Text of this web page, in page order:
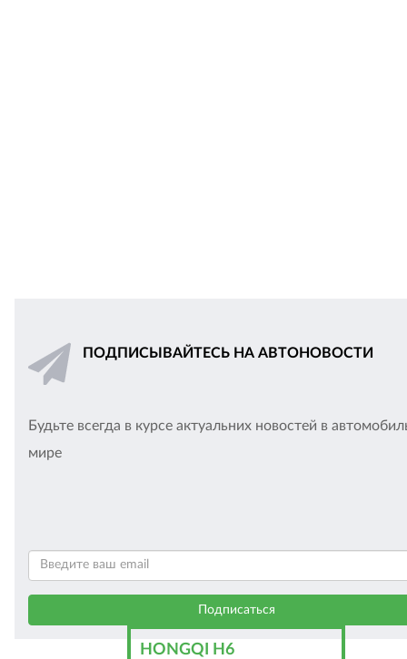
ПОДПИСЫВАЙТЕСЬ НА АВТОНОВОСТИ
Будьте всегда в курсе актуальних новостей в
мире
HONGQI H6